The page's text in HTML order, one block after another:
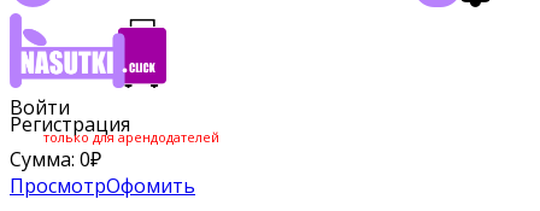
Войти
Регистрация
только для арендодателей
Сумма: 0₽
ПросмотрОфомить